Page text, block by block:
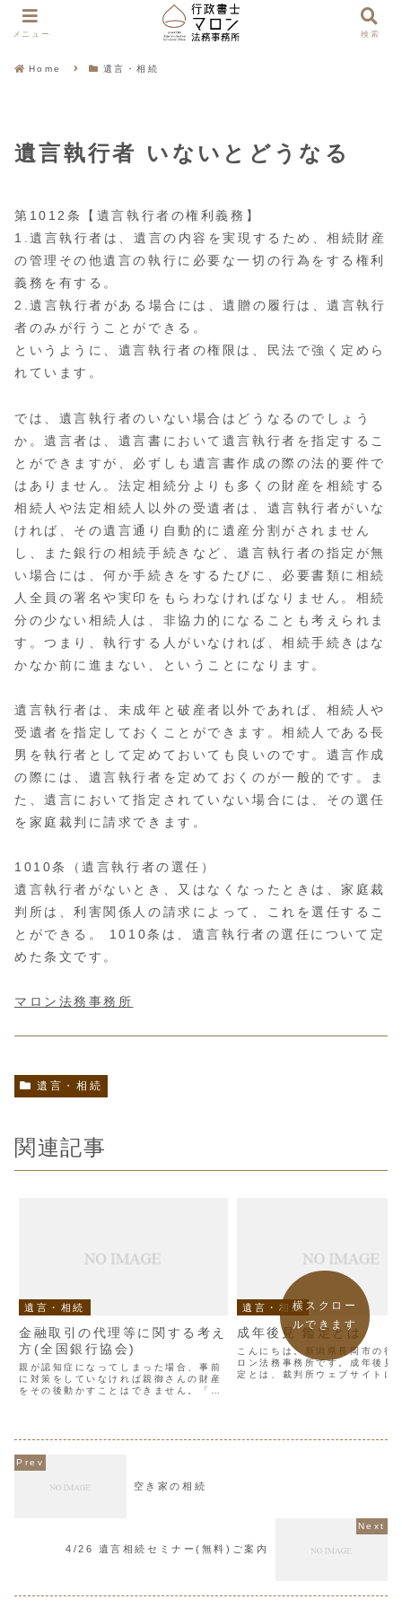
Home 遺言・相続
遺言執行者 いないとどうなる
第1012条【遺言執行者の権利義務】
1.遺言執行者は、遺言の内容を実現するため、相続財産
の管理その他遺言の執行に必要な一切の行為をする権利
義務を有する。
2.遺言執行者がある場合には、遺贈の履行は、遺言執行
者のみが行うことができる。
というように、遺言執行者の権限は、民法で強く定めら
れています。
では、遺言執行者のいない場合はどうなるのでしょう
か。遺言者は、遺言書において遺言執行者を指定するこ
とができますが、必ずしも遺言書作成の際の法的要件で
はありません。法定相続分よりも多くの財産を相続する
相続人や法定相続人以外の受遺者は、遺言執行者がいな
ければ、その遺言通り自動的に遺産分割がされません
し、また銀行の相続手続きなど、遺言執行者の指定が無
い場合には、何か手続きをするたびに、必要書類に相続
人全員の署名や実印をもらわなければなりません。相続
分の少ない相続人は、非協力的になることも考えられま
す。つまり、執行する人がいなければ、相続手続きはな
かなか前に進まない、ということになります。
遺言執行者は、未成年と破産者以外であれば、相続人や
受遺者を指定しておくことができます。相続人である長
男を執行者として定めておいても良いのです。遺言作成
の際には、遺言執行者を定めておくのが一般的です。ま
た、遺言において指定されていない場合には、その選任
を家庭裁判に請求できます。
1010条（遺言執行者の選任）
遺言執行者がないとき、又はなくなったときは、家庭裁
判所は、利害関係人の請求によって、これを選任するこ
とができる。 1010条は、遺言執行者の選任について定
めた条文です。
マロン法務事務所
遺言・相続
関連記事
遺言・相続
金融取引の代理等に関する考え
方(全国銀行協会)
親が認知症になってしまった場合、事前
に対策をしていなければ親御さんの財産
をその後動かすことはできません。「認
がら65歳以上の高齢者の...
遺言・相続
成年後見 鑑定とは
こんにちは。新潟県長岡市の行
ロン法務事務所です。成年後見
定とは、裁判所ウェブサイトに
横スクロー
ルできます
空き家の相続
4/26 遺言相続セミナー(無料)ご案内
メニュー 検索